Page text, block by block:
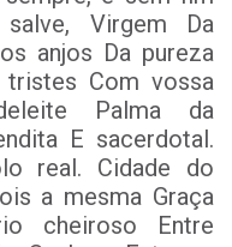
Virgem Da
anjos Da pureza
tristes Com vossa
Palma da
E sacerdotal.
real. Cidade do
a mesma Graça
cheiroso Entre